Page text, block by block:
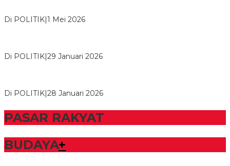
Di POLITIK 1 Mei 2026
Di POLITIK 29 Januari 2026
Di POLITIK 28 Januari 2026
PASAR RAKYAT
BUDAYA+